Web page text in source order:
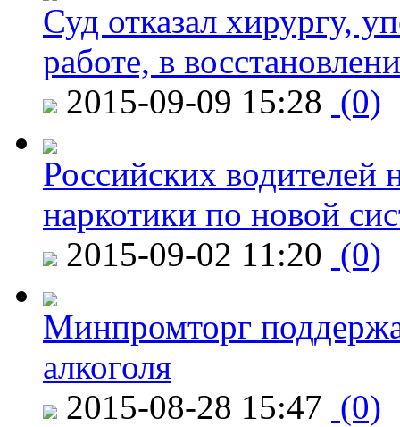
Суд отказал хирургу,
работе, в
2015-09-09 15:28 (0)
Российских водителей
наркотики по новой
2015-09-02 11:20 (0)
Минпромторг
алкоголя
2015-08-28 15:47 (0)